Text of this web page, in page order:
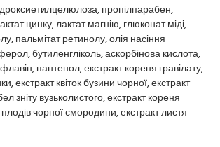
пропілпарабен,
цинку, лактат магнію, глюконат міді,
пальмітат ретинолу, олія насіння
бутиленгліколь, аскорбінова кислота,
пантенол, екстракт кореня гравілату,
екстракт квіток бузини чорної, екстракт
зніту вузьколистого, екстракт кореня
чорної смородини, екстракт листя